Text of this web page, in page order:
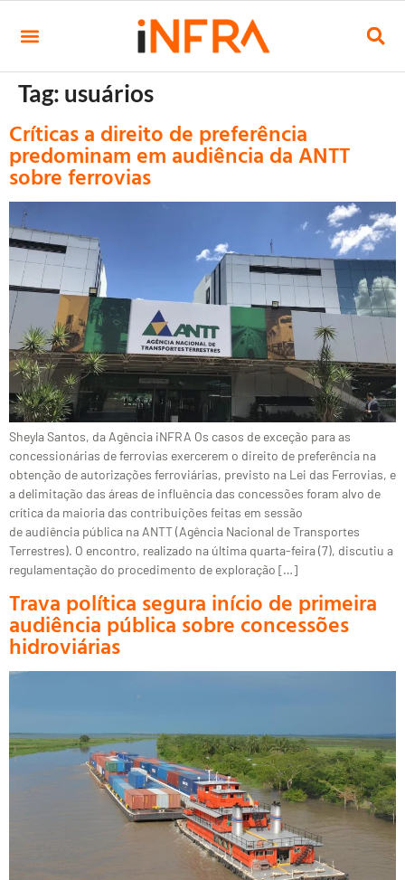
Tag: usuários
Críticas a direito de preferência
predominam em audiência da ANTT
sobre ferrovias
Sheyla Santos, da Agência iNFRA Os casos de exceção para as
concessionárias de ferrovias exercerem o direito de preferência na
obtenção de autorizações ferroviárias, previsto na Lei das Ferrovias, e
a delimitação das áreas de influência das concessões foram alvo de
crítica da maioria das contribuições feitas em sessão
de audiência pública na ANTT (Agência Nacional de Transportes
Terrestres). O encontro, realizado na última quarta-feira (7), discutiu a
regulamentação do procedimento de exploração […]
Trava política segura início de primeira
audiência pública sobre concessões
hidroviárias